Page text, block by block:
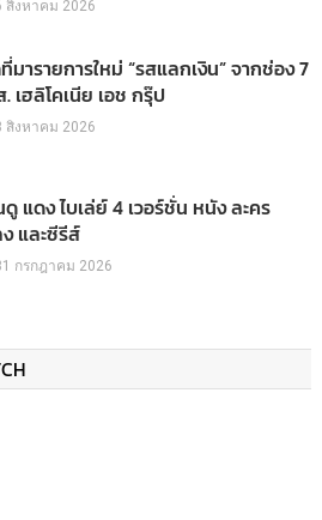
สิงหาคม 2026
มารายการใหม่ “รสแลกเงิน” จากช่อง 7
เฮลิโคเนีย เอช กรุ๊ป
สิงหาคม 2026
แดง ไบเล่ย์ 4 เวอร์ชั่น หนัง ละคร
และซีรีส์
กรกฎาคม 2026